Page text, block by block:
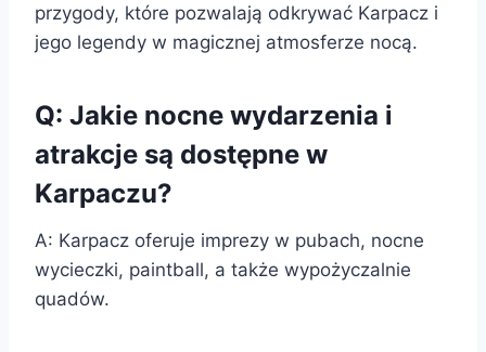
przygody, które pozwalają odkrywać Karpacz i
jego legendy w magicznej atmosferze nocą.
Q: Jakie nocne wydarzenia i
atrakcje są dostępne w
Karpaczu?
A: Karpacz oferuje imprezy w pubach, nocne
wycieczki, paintball, a także wypożyczalnie
quadów.